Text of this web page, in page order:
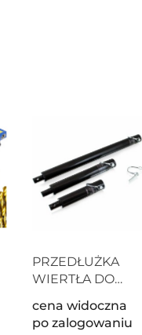
PRZEDŁUŻKA
WIERTŁA DO
ŚWIDRA
20/30/50cm
cena widoczna
po zalogowaniu